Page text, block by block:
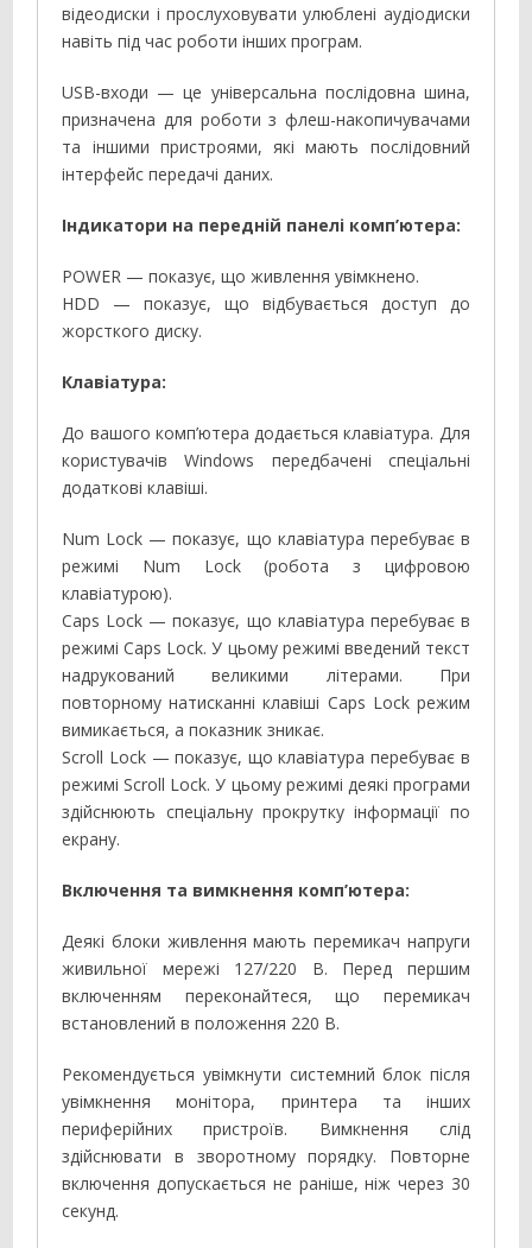
відеодиски і прослуховувати улюблені аудіодиски
навіть під час роботи інших програм.
USB-входи — це універсальна послідовна шина,
призначена для роботи з флеш-накопичувачами
та іншими пристроями, які мають послідовний
інтерфейс передачі даних.
Індикатори на передній панелі комп’ютера:
POWER — показує, що живлення увімкнено.
HDD — показує, що відбувається доступ до
жорсткого диску.
Клавіатура:
До вашого комп’ютера додається клавіатура. Для
користувачів Windows передбачені спеціальні
додаткові клавіші.
Num Lock — показує, що клавіатура перебуває в
режимі Num Lock (робота з цифровою
клавіатурою).
Caps Lock — показує, що клавіатура перебуває в
режимі Caps Lock. У цьому режимі введений текст
надрукований великими літерами. При
повторному натисканні клавіші Caps Lock режим
вимикається, а показник зникає.
Scroll Lock — показує, що клавіатура перебуває в
режимі Scroll Lock. У цьому режимі деякі програми
здійснюють спеціальну прокрутку інформації по
екрану.
Включення та вимкнення комп’ютера:
Деякі блоки живлення мають перемикач напруги
живильної мережі 127/220 В. Перед першим
включенням переконайтеся, що перемикач
встановлений в положення 220 В.
Рекомендується увімкнути системний блок після
увімкнення монітора, принтера та інших
периферійних пристроїв. Вимкнення слід
здійснювати в зворотному порядку. Повторне
включення допускається не раніше, ніж через 30
секунд.